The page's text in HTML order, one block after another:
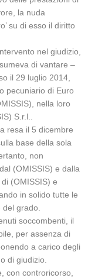
la nuda
su di esso il diritto
nel giudizio,
di vantare –
il 29 luglio 2014,
pecuniario di Euro
nella loro
S.r.l..
resa il 5 dicembre
base della sola
non
(OMISSIS) e dalla
(OMISSIS) e
in solido tutte le
grado.
soccombenti, il
per assenza di
a carico degli
di giudizio.
con controricorso,